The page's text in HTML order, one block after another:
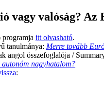
vagy valóság?
itt olvasható.
tanulmánya: Merre tovább
angol összefoglalója /
nagyhatalom?
: